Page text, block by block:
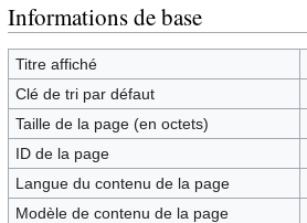
Sauter
à
la
navigation
Sauter
à
la
recherche
Informations de base
Titre affiché
Clé de tri par défaut
Taille de la page (en octets)
ID de la page
Langue du contenu de la page
Modèle de contenu de la page